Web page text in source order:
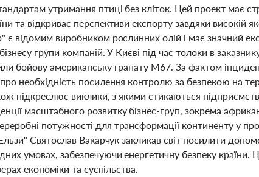
утримання птиці без кліток. Цей проект має
та відкриває перспективи експорту завдяки високій
відомим виробником рослинних олій і має значний
групи компаній. У Києві під час толоки в
бойову американську гранату М67. За фактом
необхідність посилення контролю за безпекою на
підкреслює виклики, з якими стикаються
масштабного розвитку бізнес-груп, зокрема
потужності для трансформації континенту у
Святослав Вакарчук закликав світ посилити
умовах, забезпечуючи енергетичну безпеку країни.
економіки та суспільства.